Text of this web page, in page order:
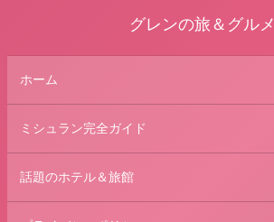
グレンの旅＆グルメ
ホーム
ミシュラン完全ガイド
話題のホテル＆旅館